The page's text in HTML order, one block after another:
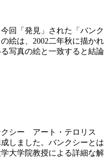
回「発見」された「バンク
絵は、2002二年秋に描かれ
写真の絵と一致すると結論
シー アート・テロリス
しました。バンクシーとは
大学院教授による詳細な解